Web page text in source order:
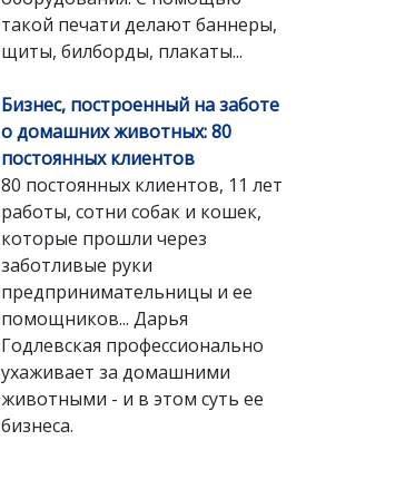
такой печати делают баннеры,
щиты, билборды, плакаты...
Бизнес, построенный на заботе
о домашних животных: 80
постоянных клиентов
80 постоянных клиентов, 11 лет
работы, сотни собак и кошек,
которые прошли через
заботливые руки
предпринимательницы и ее
помощников... Дарья
Годлевская профессионально
ухаживает за домашними
животными - и в этом суть ее
бизнеса.